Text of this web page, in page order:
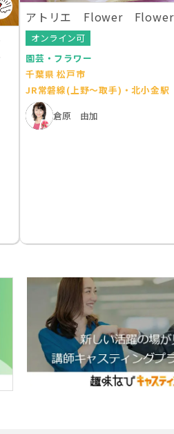
アトリエ Flower Flower
オンライン可
園芸・フラワー
千葉県 松戸市
JR常磐線(上野～取手)・北小金駅
倉原 由加